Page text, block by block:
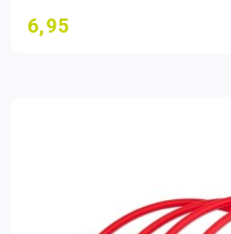
6,95